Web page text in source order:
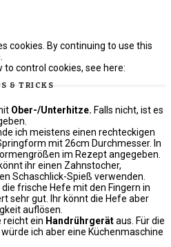
cookies. By continuing to use this
control cookies, see here:
& TRICKS
Ober-/Unterhitze. Falls nicht, ist es
ich meistens einen rechteckigen
mit 26cm Durchmesser. In
im Rezept angegeben.
könnt ihr einen Zahnstocher,
Schaschlick-Spieß verwenden.
die frische Hefe mit den Fingern in
sehr gut. Ihr könnt die Hefe aber
auflösen.
reicht ein Handrührgerätaus. Für die
würde ich aber eine Küchenmaschine